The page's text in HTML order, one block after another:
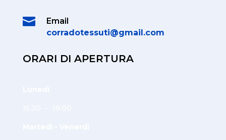

Email
corradotessuti@gmail.com
ORARI DI APERTURA